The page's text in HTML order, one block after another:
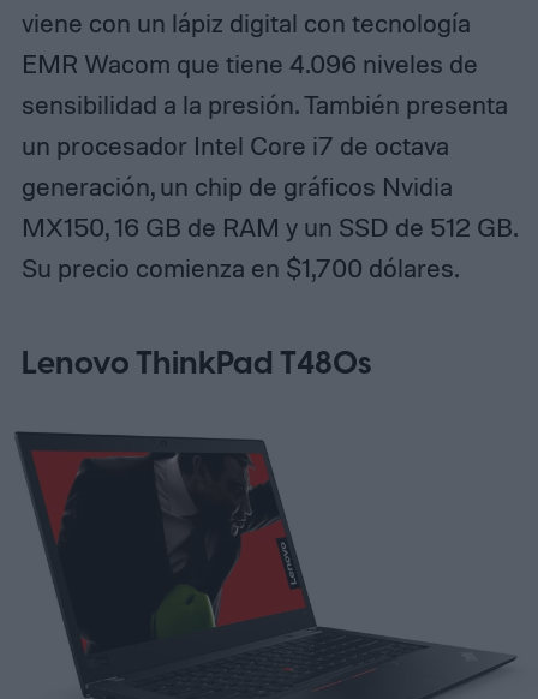
viene con un lápiz digital con tecnología
EMR Wacom que tiene 4.096 niveles de
sensibilidad a la presión. También presenta
un procesador Intel Core i7 de octava
generación, un chip de gráficos Nvidia
MX150, 16 GB de RAM y un SSD de 512 GB.
Su precio comienza en $1,700 dólares.
Lenovo ThinkPad T480s